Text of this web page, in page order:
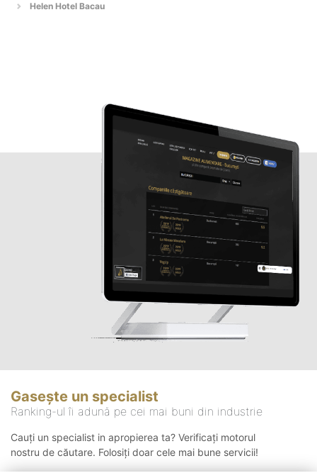
Helen Hotel Bacau
Gasește un specialist
Ranking-ul îi adună pe cei mai buni din industrie
Cauți un specialist in apropierea ta? Verificați motorul
nostru de căutare. Folosiți doar cele mai bune servicii!